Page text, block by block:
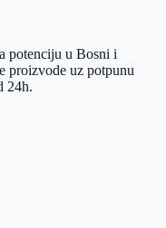
potenciju u Bosni i
proizvode uz potpunu
24h.